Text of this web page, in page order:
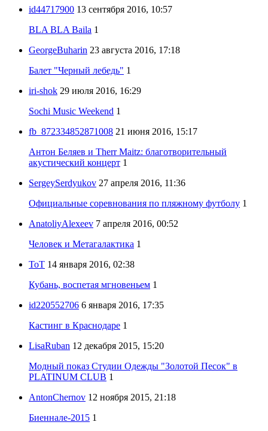
id44717900 13 сентября 2016, 10:57
BLA BLA Baila 1
GeorgeBuharin 23 августа 2016, 17:18
Балет "Черный лебедь" 1
iri-shok 29 июля 2016, 16:29
Sochi Music Weekend 1
fb_872334852871008 21 июня 2016, 15:17
Антон Беляев и Therr Maitz: благотворительный
акустический концерт 1
SergeySerdyukov 27 апреля 2016, 11:36
Официальные соревнования по пляжному футболу 1
AnatoliyAlexeev 7 апреля 2016, 00:52
Человек и Метагалактика 1
ToT 14 января 2016, 02:38
Кубань, воспетая мгновеньем 1
id220552706 6 января 2016, 17:35
Кастинг в Краснодаре 1
LisaRuban 12 декабря 2015, 15:20
Модный показ Студии Одежды "Золотой Песок" в
PLATINUM CLUB 1
AntonChernov 12 ноября 2015, 21:18
Биеннале-2015 1